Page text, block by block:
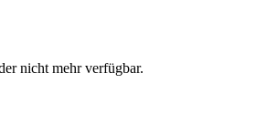
nicht mehr verfügbar.